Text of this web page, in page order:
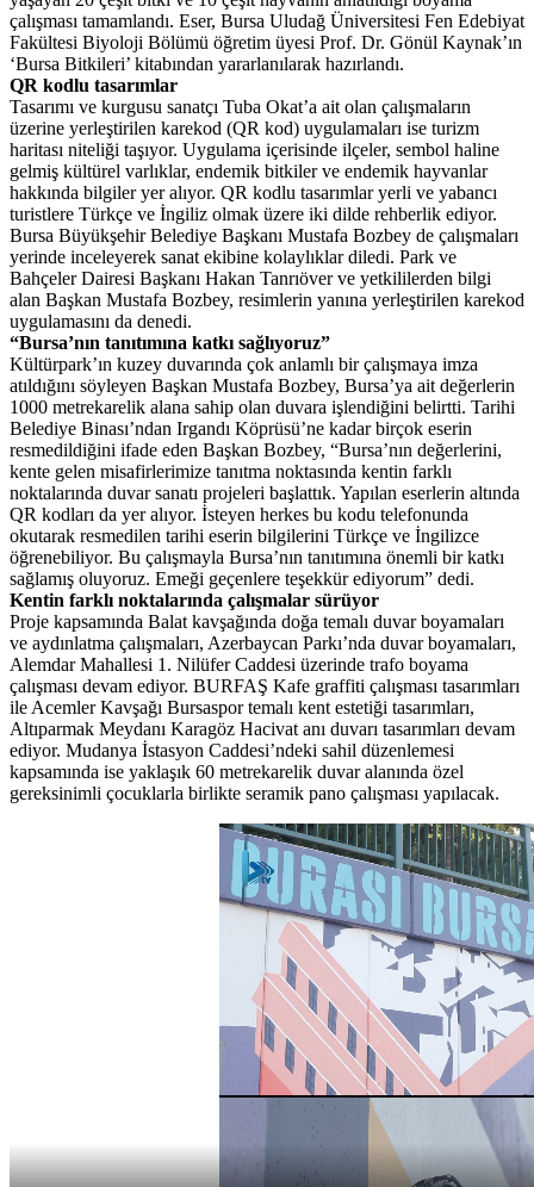
çalışması tamamlandı. Eser, Bursa Uludağ Üniversitesi Fen Edebiyat
Fakültesi Biyoloji Bölümü öğretim üyesi Prof. Dr. Gönül Kaynak’ın
‘Bursa Bitkileri’ kitabından yararlanılarak hazırlandı.
QR kodlu tasarımlar
Tasarımı ve kurgusu sanatçı Tuba Okat’a ait olan çalışmaların
üzerine yerleştirilen karekod (QR kod) uygulamaları ise turizm
haritası niteliği taşıyor. Uygulama içerisinde ilçeler, sembol haline
gelmiş kültürel varlıklar, endemik bitkiler ve endemik hayvanlar
hakkında bilgiler yer alıyor. QR kodlu tasarımlar yerli ve yabancı
turistlere Türkçe ve İngiliz olmak üzere iki dilde rehberlik ediyor.
Bursa Büyükşehir Belediye Başkanı Mustafa Bozbey de çalışmaları
yerinde inceleyerek sanat ekibine kolaylıklar diledi. Park ve
Bahçeler Dairesi Başkanı Hakan Tanrıöver ve yetkililerden bilgi
alan Başkan Mustafa Bozbey, resimlerin yanına yerleştirilen karekod
uygulamasını da denedi.
“Bursa’nın tanıtımına katkı sağlıyoruz”
Kültürpark’ın kuzey duvarında çok anlamlı bir çalışmaya imza
atıldığını söyleyen Başkan Mustafa Bozbey, Bursa’ya ait değerlerin
1000 metrekarelik alana sahip olan duvara işlendiğini belirtti. Tarihi
Belediye Binası’ndan Irgandı Köprüsü’ne kadar birçok eserin
resmedildiğini ifade eden Başkan Bozbey, “Bursa’nın değerlerini,
kente gelen misafirlerimize tanıtma noktasında kentin farklı
noktalarında duvar sanatı projeleri başlattık. Yapılan eserlerin altında
QR kodları da yer alıyor. İsteyen herkes bu kodu telefonunda
okutarak resmedilen tarihi eserin bilgilerini Türkçe ve İngilizce
öğrenebiliyor. Bu çalışmayla Bursa’nın tanıtımına önemli bir katkı
sağlamış oluyoruz. Emeği geçenlere teşekkür ediyorum” dedi.
Kentin farklı noktalarında çalışmalar sürüyor
Proje kapsamında Balat kavşağında doğa temalı duvar boyamaları
ve aydınlatma çalışmaları, Azerbaycan Parkı’nda duvar boyamaları,
Alemdar Mahallesi 1. Nilüfer Caddesi üzerinde trafo boyama
çalışması devam ediyor. BURFAŞ Kafe graffiti çalışması tasarımları
ile Acemler Kavşağı Bursaspor temalı kent estetiği tasarımları,
Altıparmak Meydanı Karagöz Hacivat anı duvarı tasarımları devam
ediyor. Mudanya İstasyon Caddesi’ndeki sahil düzenlemesi
kapsamında ise yaklaşık 60 metrekarelik duvar alanında özel
gereksinimli çocuklarla birlikte seramik pano çalışması yapılacak.